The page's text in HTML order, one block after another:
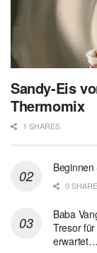
Sandy-Eis
Thermomix
1 SHARES
0
Baba
Tresor
erwartet…